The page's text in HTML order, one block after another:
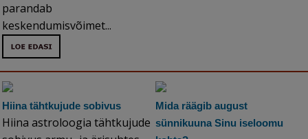
parandab
keskendumisvõimet...
Hiina tähtkujude sobivus
Hiina astroloogia tähtkujude
Mida räägib august
sünnikuuna Sinu iseloomu